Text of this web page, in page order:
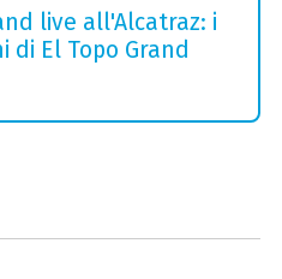
live all'Alcatraz: i
El Topo Grand